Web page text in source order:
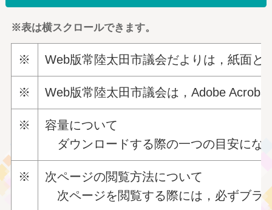
※表は横スクロールできます。
※ Web版常陸太田市議会だよりは，紙面と
※ Web版常陸太田市議会は，Adobe Acrobat
※
容量について
ダウンロードする際の一つの目安にな
※
次ページの閲覧方法について
次ページを閲覧する際には，必ずブラ